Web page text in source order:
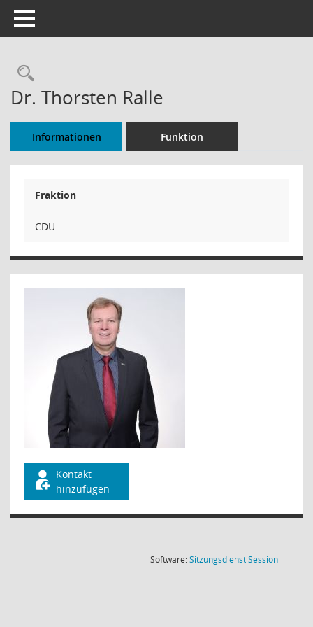
Toggle navigation
Rechercheauswahl
Dr. Thorsten Ralle
Informationen Funktion
Fraktion
CDU
Kontakt
hinzufügen
Software:SitzungsdienstSession(Wird in